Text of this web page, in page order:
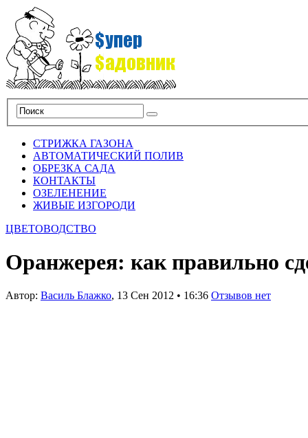
СТРИЖКА ГАЗОНА
АВТОМАТИЧЕСКИЙ ПОЛИВ
ОБРЕЗКА САДА
КОНТАКТЫ
ОЗЕЛЕНЕНИЕ
ЖИВЫЕ ИЗГОРОДИ
ЦВЕТОВОДСТВО
Оранжерея: как правильно
Автор: Василь Блажко, 13 Сен 2012 • 16:36 Отзывов нет